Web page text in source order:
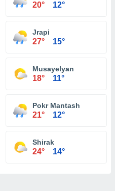
20° 12°
Jrapi
27° 15°
Musayelyan
18° 11°
Pokr Mantash
21° 12°
Shirak
24° 14°